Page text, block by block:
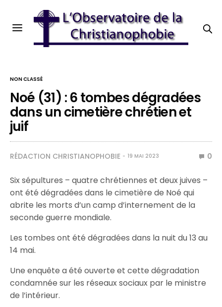
NON CLASSÉ
Noé (31) : 6 tombes dégradées
dans un cimetière chrétien et
juif
RÉDACTION CHRISTIANOPHOBIE 19 MAI 2023 0
Six sépultures – quatre chrétiennes et deux juives –
ont été dégradées dans le cimetière de Noé qui
abrite les morts d’un camp d’internement de la
seconde guerre mondiale.
Les tombes ont été dégradées dans la nuit du 13 au
14 mai.
Une enquête a été ouverte et cette dégradation
condamnée sur les réseaux sociaux par le ministre
de l’intérieur.